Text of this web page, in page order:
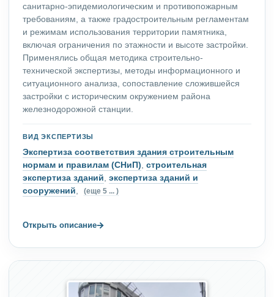
санитарно-эпидемиологическим и противопожарным
требованиям, а также градостроительным регламентам
и режимам использования территории памятника,
включая ограничения по этажности и высоте застройки.
Применялись общая методика строительно-
технической экспертизы, методы информационного и
ситуационного анализа, сопоставление сложившейся
застройки с историческим окружением района
железнодорожной станции.
ВИД ЭКСПЕРТИЗЫ
Экспертиза соответствия здания строительным
нормам и правилам (СНиП), строительная
экспертиза зданий, экспертиза зданий и
сооружений, (еще 5 ... )
Открыть описание→